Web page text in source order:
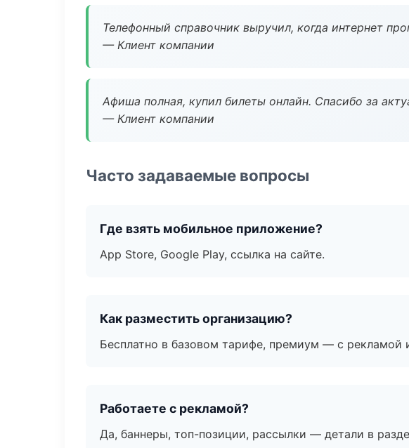
Телефонный справочник выручил, когда интернет
— Клиент компании
Афиша полная, купил билеты онлайн. Спасибо за
— Клиент компании
Часто задаваемые вопросы
Где взять мобильное приложение?
App Store, Google Play, ссылка на сайте.
Как разместить организацию?
Бесплатно в базовом тарифе, премиум — с рекламой
Работаете с рекламой?
Да, баннеры, топ-позиции, рассылки — детали в